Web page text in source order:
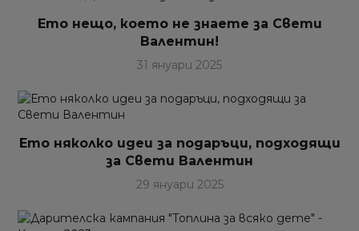
Ето нещо, което не знаете за Свети
Валентин!
31 януари 2025
Ето няколко идеи за подаръци, подходящи
за Свети Валентин
29 януари 2025